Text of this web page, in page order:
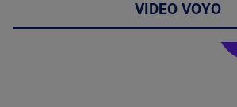
VIDEO VOYO